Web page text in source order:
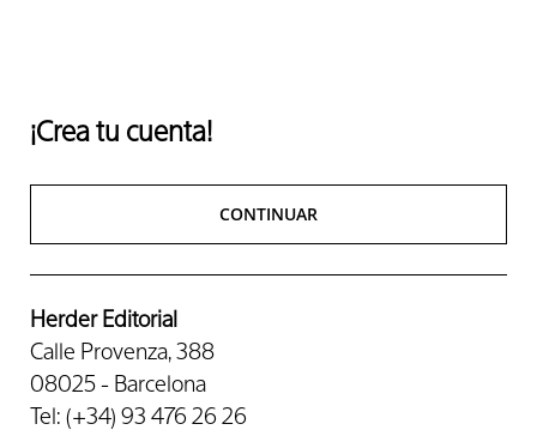
¡Crea tu cuenta!
CONTINUAR
Herder Editorial
Calle Provenza, 388
08025 - Barcelona
Tel: (+34) 93 476 26 26